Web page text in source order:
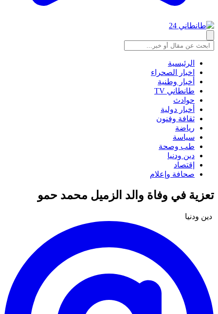
الرئيسية
اخبار الصحراء
أخبار وطنية
طانطاني TV
حوادث
أخبار دولية
ثقافة وفنون
رياضة
سياسة
طب وصحة
دين ودنيا
إقتصاد
صحافة وإعلام
تعزية في وفاة والد الزميل محمد حمو
دين ودنيا